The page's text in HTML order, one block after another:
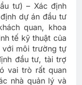
tư) – Xác định
dự án đầu tư
quan, khoa
tế kỹ thuật của
với môi trường tự
đầu tư, tài trợ
vai trò rất quan
nhà quản lý và